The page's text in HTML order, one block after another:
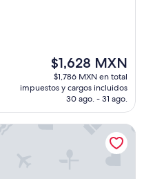
El
precio
actual
de
$1,628 MXN
$1,628 MXN
$1,786 MXN en total
impuestos y cargos incluidos
30 ago. - 31 ago.